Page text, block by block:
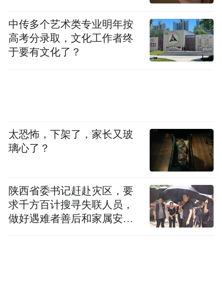
中传多个艺术类专业明年按
高考分录取，文化工作者终
于要有文化了？
太恐怖，下架了，家长又玻
璃心了？
陕西省委书记赶赴灾区，要
求千方百计搜寻失联人员，
做好遇难者善后和家属安抚